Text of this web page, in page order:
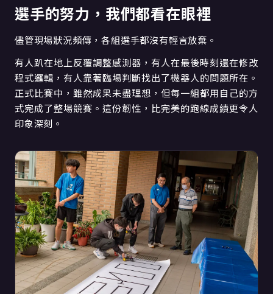
選手的努力，我們都看在眼裡
儘管現場狀況頻傳，各組選手都沒有輕言放棄。
有人趴在地上反覆調整感測器，有人在最後時刻還在修改
程式邏輯，有人靠著臨場判斷找出了機器人的問題所在。
正式比賽中，雖然成果未盡理想，但每一組都用自己的方
式完成了整場競賽。這份韌性，比完美的跑線成績更令人
印象深刻。